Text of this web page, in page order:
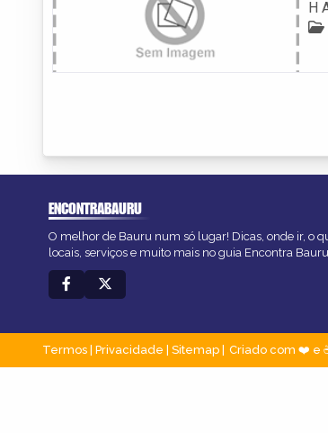
H
ENCONTRABAURU
O melhor de Bauru num só lugar! Dicas, onde ir, o
locais, serviços e muito mais no guia Encontra Bauru.
Termos Privacidade Sitemap Criado com ❤️ e